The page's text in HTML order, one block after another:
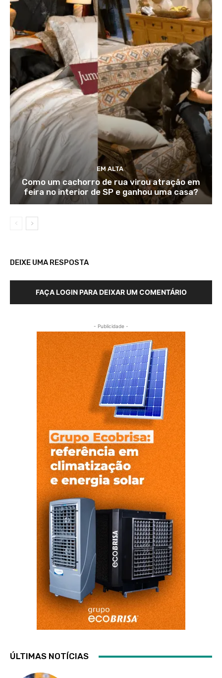
EM ALTA
Como um cachorro de rua virou atração em
feira no interior de SP e ganhou uma casa?
DEIXE UMA RESPOSTA
FAÇA LOGIN PARA DEIXAR UM COMENTÁRIO
- Publicidade -
ÚLTIMAS NOTÍCIAS